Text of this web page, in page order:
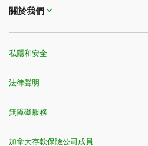
關於我們
私隱和安全
法律聲明
無障礙服務
加拿大存款保險公司成員